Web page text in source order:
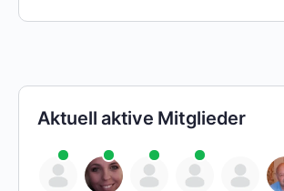
Aktuell aktive Mitglieder